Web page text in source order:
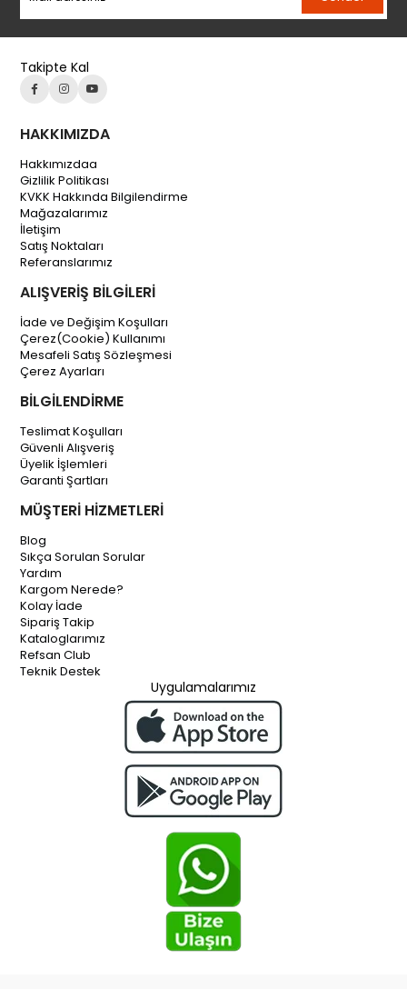
Takipte Kal
HAKKIMIZDA
Hakkımızdaa
Gizlilik Politikası
KVKK Hakkında Bilgilendirme
Mağazalarımız
İletişim
Satış Noktaları
Referanslarımız
ALIŞVERİŞ BİLGİLERİ
İade ve Değişim Koşulları
Çerez(Cookie) Kullanımı
Mesafeli Satış Sözleşmesi
Çerez Ayarları
BİLGİLENDİRME
Teslimat Koşulları
Güvenli Alışveriş
Üyelik İşlemleri
Garanti Şartları
MÜŞTERİ HİZMETLERİ
Blog
Sıkça Sorulan Sorular
Yardım
Kargom Nerede?
Kolay İade
Sipariş Takip
Kataloglarımız
Refsan Club
Teknik Destek
Uygulamalarımız